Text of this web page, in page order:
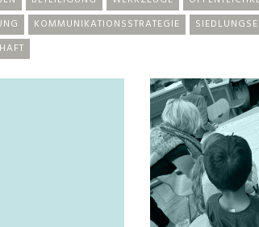
KOMMUNIKATIONSSTRATEGIE